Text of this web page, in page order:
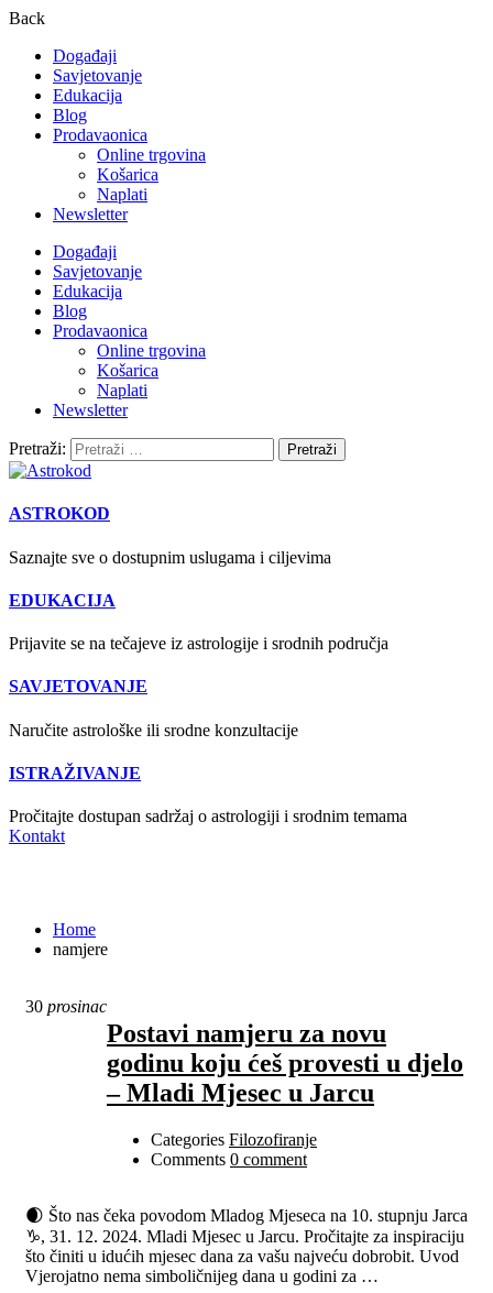
Back
Događaji
Savjetovanje
Edukacija
Blog
Prodavaonica
Online trgovina
Košarica
Naplati
Newsletter
Događaji
Savjetovanje
Edukacija
Blog
Prodavaonica
Online trgovina
Košarica
Naplati
Newsletter
Pretraži:
ASTROKOD
Saznajte sve o dostupnim uslugama i ciljevima
EDUKACIJA
Prijavite se na tečajeve iz astrologije i srodnih područja
SAVJETOVANJE
Naručite astrološke ili srodne konzultacije
ISTRAŽIVANJE
Pročitajte dostupan sadržaj o astrologiji i srodnim temama
Kontakt
Home
namjere
30 prosinac
Postavi namjeru za novu
godinu koju ćeš provesti u djelo
– Mladi Mjesec u Jarcu
Categories Filozofiranje
Comments 0 comment
🌒 Što nas čeka povodom Mladog Mjeseca na 10. stupnju Jarca
♑, 31. 12. 2024. Mladi Mjesec u Jarcu. Pročitajte za inspiraciju
što činiti u idućih mjesec dana za vašu najveću dobrobit. Uvod
Vjerojatno nema simboličnijeg dana u godini za …